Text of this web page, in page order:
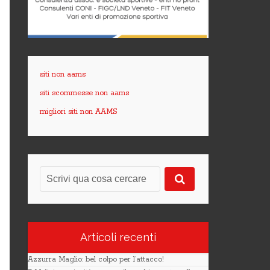
siti non aams
siti scommesse non aams
migliori siti non AAMS
Articoli recenti
Azzurra Maglio: bel colpo per l’attacco!